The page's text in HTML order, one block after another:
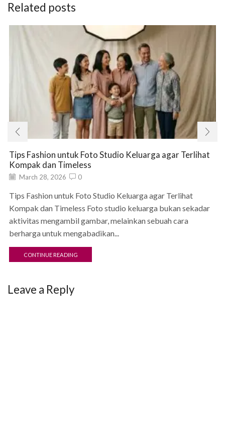
Related posts
Tips Fashion untuk Foto Studio Keluarga agar Terlihat
Kompak dan Timeless
March 28, 2026 0
Tips Fashion untuk Foto Studio Keluarga agar Terlihat
Kompak dan Timeless Foto studio keluarga bukan sekadar
aktivitas mengambil gambar, melainkan sebuah cara
berharga untuk mengabadikan...
CONTINUE READING
Leave a Reply